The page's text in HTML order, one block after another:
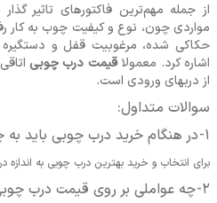
از جمله مهم‌ترین فاکتورهای تاثیر گذار
مواردی چون، نوع و کیفیت چوب به کار
حکاکی شده، مرغوبیت قفل و
اشاره کرد. معمولاقیمت درب چوبی
از دربهای ورودی است.
سوالات متداول:
1- در هنگام خرید درب چوبی باید به چه نکاتی توجه کنیم؟
برای انتخاب و خرید بهترین درب چوبی به
2- چه عواملی بر روی قیمت درب چوبی تاثیرگذارند؟